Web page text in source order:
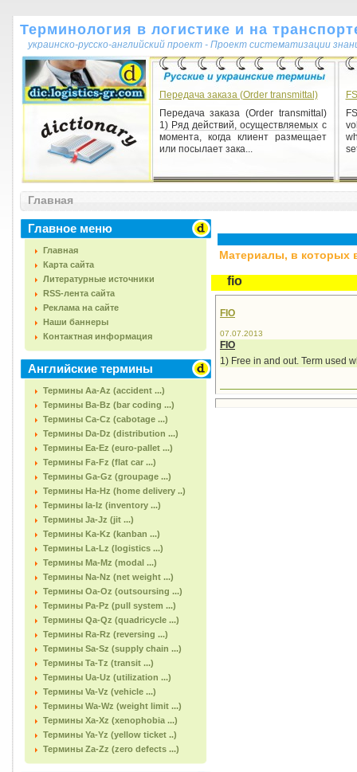
Терминология в логистике и на
украинско-русско-английский проект - Проект систематизации
Передача заказа (Order transmittal)
Передача заказа (Order transmittal)
1) Ряд действий, осуществляемых с
момента, когда клиент размещает
или посылает зака...
Главная
Главное меню
Главная
Карта сайта
Литературные источники
RSS-лента сайта
Реклама на сайте
Наши баннеры
Контактная информация
Английские термины
Термины Aa-Az (accident ...)
Термины Ba-Bz (bar coding ...)
Термины Ca-Cz (cabotage ...)
Термины Da-Dz (distribution ...)
Термины Ea-Ez (euro-pallet ...)
Термины Fa-Fz (flat car ...)
Термины Ga-Gz (groupage ...)
Термины Ha-Hz (home delivery ..)
Термины Ia-Iz (inventory ...)
Термины Ja-Jz (jit ...)
Термины Ka-Kz (kanban ...)
Термины La-Lz (logistics ...)
Термины Ma-Mz (modal ...)
Термины Na-Nz (net weight ...)
Термины Oa-Oz (outsoursing ...)
Термины Pa-Pz (pull system ...)
Термины Qa-Qz (quadricycle ...)
Термины Ra-Rz (reversing ...)
Термины Sa-Sz (supply chain ...)
Термины Ta-Tz (transit ...)
Термины Ua-Uz (utilization ...)
Термины Va-Vz (vehicle ...)
Термины Wa-Wz (weight limit ...)
Термины Xa-Xz (xenophobia ...)
Термины Ya-Yz (yellow ticket ..)
Термины Za-Zz (zero defects ...)
Материалы, в которых
fio
FIO
07.07.2013
FIO
1) Free in and out. Term used